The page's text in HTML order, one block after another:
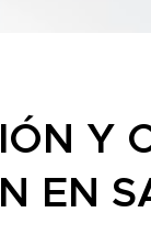
Y
EN